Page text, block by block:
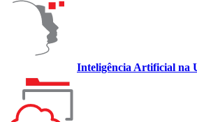
Inteligência Artificial na